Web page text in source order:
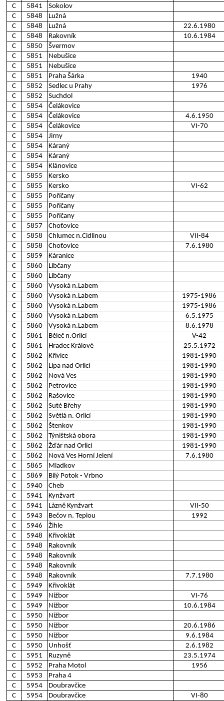
C 5841
Sokolov
C
5848
Lužná
C
5848 Lužná
22.6.1980
C
5848 Rakovník
10.6.1984
C
5850
Švermov
C
5851
Nebušice
C
5851
Nebušice
C
5851 Praha Šárka
1940
C
5852 Sedlec u Prahy
1976
C
5852
Suchdol
C
5854
Čelákovice
C
5854 Čelákovice
4.6.1950
C
5854 Čelákovice
VI-70
C
5854
Jirny
C
5854
Káraný
C
5854
Káraný
C
5854
Klánovice
C
5855
Kersko
C
5855 Kersko
VI-62
C
5855
Poříčany
C
5855
Poříčany
C
5855
Poříčany
C
5857
Choťovice
C
5858 Chlumec n.Cidlinou
VII-84
C
5858 Choťovice
7.6.1980
C
5859
Káranice
C
5860
Libčany
C
5860
Libčany
C
5860
Vysoká n.Labem
C
5860 Vysoká n.Labem
1975-1986
C
5860 Vysoká n.Labem
1975-1986
C
5860 Vysoká n.Labem
6.5.1975
C
5860 Vysoká n.Labem
8.6.1978
C
5861 Běleč n.Orlicí
V-42
C
5861 Hradec Králové
25.5.1972
C
5862 Křivice
1981-1990
C
5862 Lípa nad Orlicí
1981-1990
C
5862 Nová Ves
1981-1990
C
5862 Petrovice
1981-1990
C
5862 Rašovice
1981-1990
C
5862 Suté Břehy
1981-1990
C
5862 Světlá n. Orlicí
1981-1990
C
5862 Štenkov
1981-1990
C
5862 Týništská obora
1981-1990
C
5862 Žďár nad Orlicí
1981-1990
C
5862 Nová Ves Horní Jelení
7.6.1980
C
5865
Mladkov
C
5869
Bílý Potok - Vrbno
C
5940
Cheb
C
5941
Kynžvart
C
5941 Lázně Kynžvart
VII-50
C
5943 Bečov n. Teplou
1992
C
5946
Žihle
C
5948
Křivoklát
C
5948
Rakovník
C
5948
Rakovník
C
5948
Rakovník
C
5948 Rakovník
7.7.1980
C
5949
Křivoklát
C
5949 Nižbor
VI-76
C
5949 Nižbor
10.6.1984
C
5950
Nižbor
C
5950 Nižbor
20.6.1986
C
5950 Nižbor
9.6.1984
C
5950 Unhošť
2.6.1982
C
5951 Ruzyně
23.5.1974
C
5952 Praha Motol
1956
C
5953
Praha 4
C
5954
Doubravčice
C
5954 Doubravčice
VI-80